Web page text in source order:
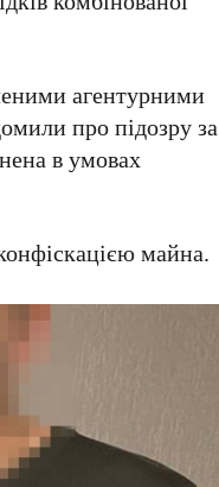
агентурними
про підозру за
в умовах
майна.